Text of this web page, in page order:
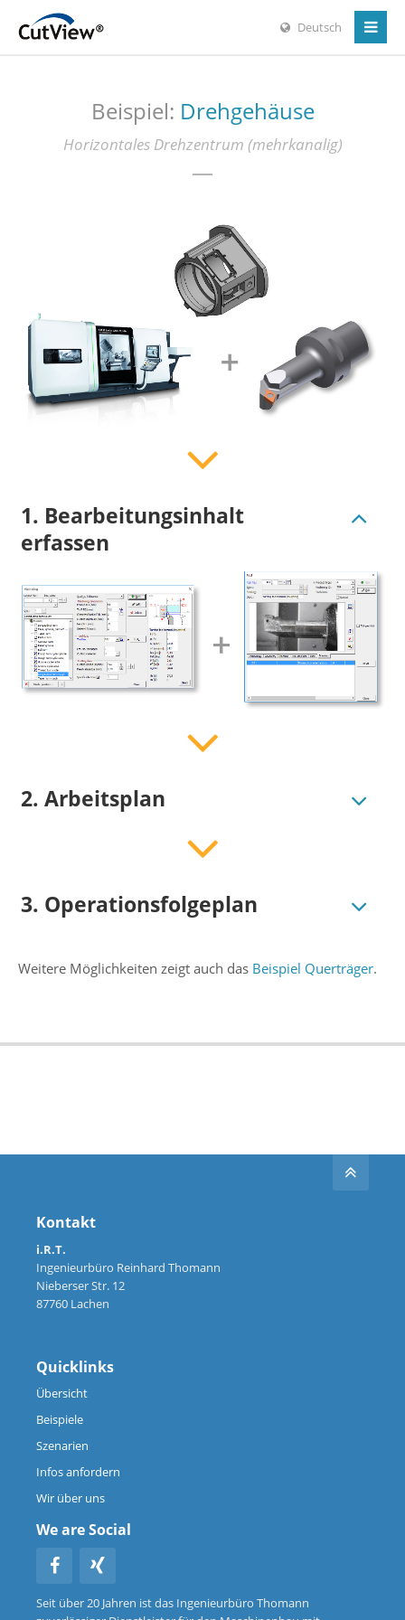
Deutsch
Beispiel: Drehgehäuse
Horizontales Drehzentrum (mehrkanalig)
1. Bearbeitungsinhalt
erfassen
2. Arbeitsplan
3. Operationsfolgeplan
Weitere Möglichkeiten zeigt auch das Beispiel Querträger.
Kontakt
i.R.T.
Ingenieurbüro Reinhard Thomann
Nieberser Str. 12
87760 Lachen
Quicklinks
Übersicht
Beispiele
Szenarien
Infos anfordern
Wir über uns
We are Social
Seit über 20 Jahren ist das Ingenieurbüro Thomann